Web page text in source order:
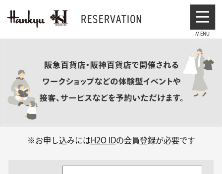
※お申し込みにはH2O IDの会員登録が必要です